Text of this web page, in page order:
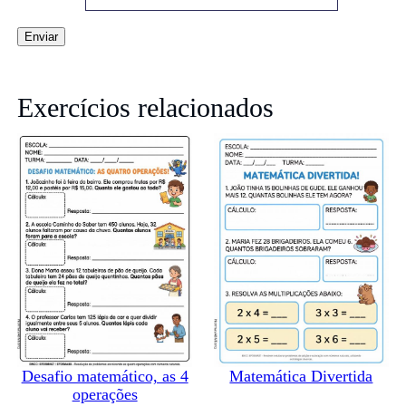
Exercícios relacionados
Desafio matemático, as 4
operações
Matemática Divertida